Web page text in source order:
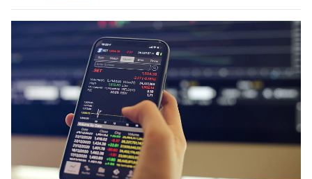
flessibilità e rendimento. Come funzionano […]